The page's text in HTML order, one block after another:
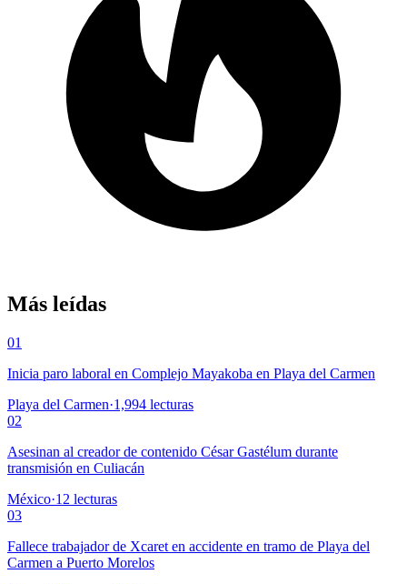
Más leídas
01
Inicia paro laboral en Complejo Mayakoba en Playa del Carmen
Playa del Carmen·1,994 lecturas
02
Asesinan al creador de contenido César Gastélum durante
transmisión en Culiacán
México·12 lecturas
03
Fallece trabajador de Xcaret en accidente en tramo de Playa del
Carmen a Puerto Morelos